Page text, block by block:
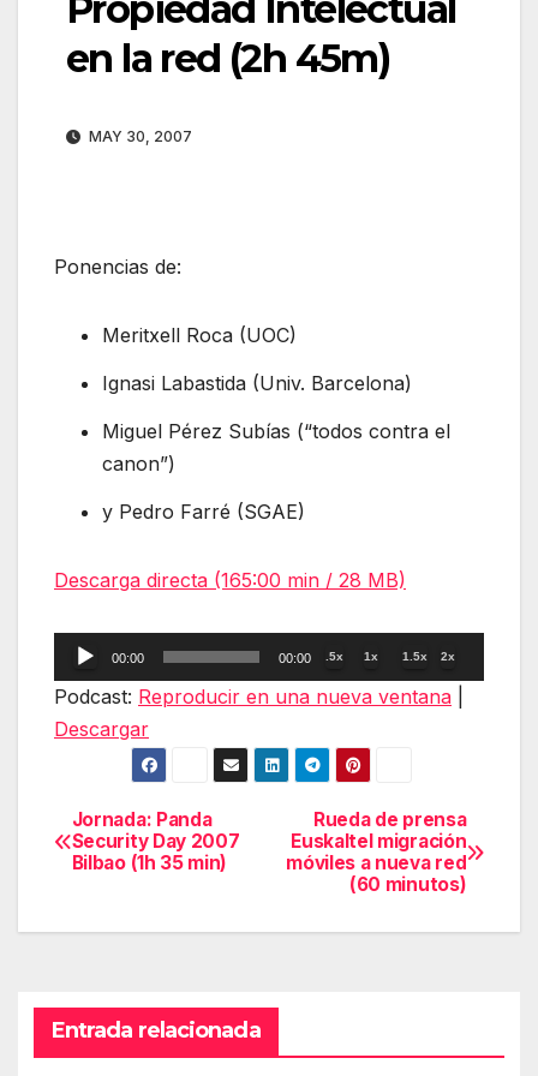
Propiedad Intelectual
en la red (2h 45m)
MAY 30, 2007
Ponencias de:
Meritxell Roca (UOC)
Ignasi Labastida (Univ. Barcelona)
Miguel Pérez Subías (“todos contra el
canon”)
y Pedro Farré (SGAE)
Descarga directa (165:00 min / 28 MB)
Reproductor
de
audio
00:00 00:00 .5x 1x 1.5x 2x
Podcast: Reproducir en una nueva ventana
Descargar
Navegación
de
entradas
Rueda de prensa
Euskaltel migración
móviles a nueva red
(60 minutos)
Jornada: Panda
Security Day 2007
Bilbao (1h 35 min)
Entrada relacionada